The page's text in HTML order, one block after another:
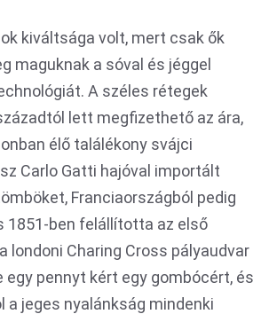
kiváltsága volt, mert csak ők
maguknak a sóval és jéggel
A széles rétegek
lett megfizethető az ára,
élő találékony svájci
Carlo Gatti hajóval importált
Franciaországból pedig
1851-ben felállította az első
londoni Charing Cross pályaudvar
egy pennyt kért egy gombócért, és
a jeges nyalánkság mindenki